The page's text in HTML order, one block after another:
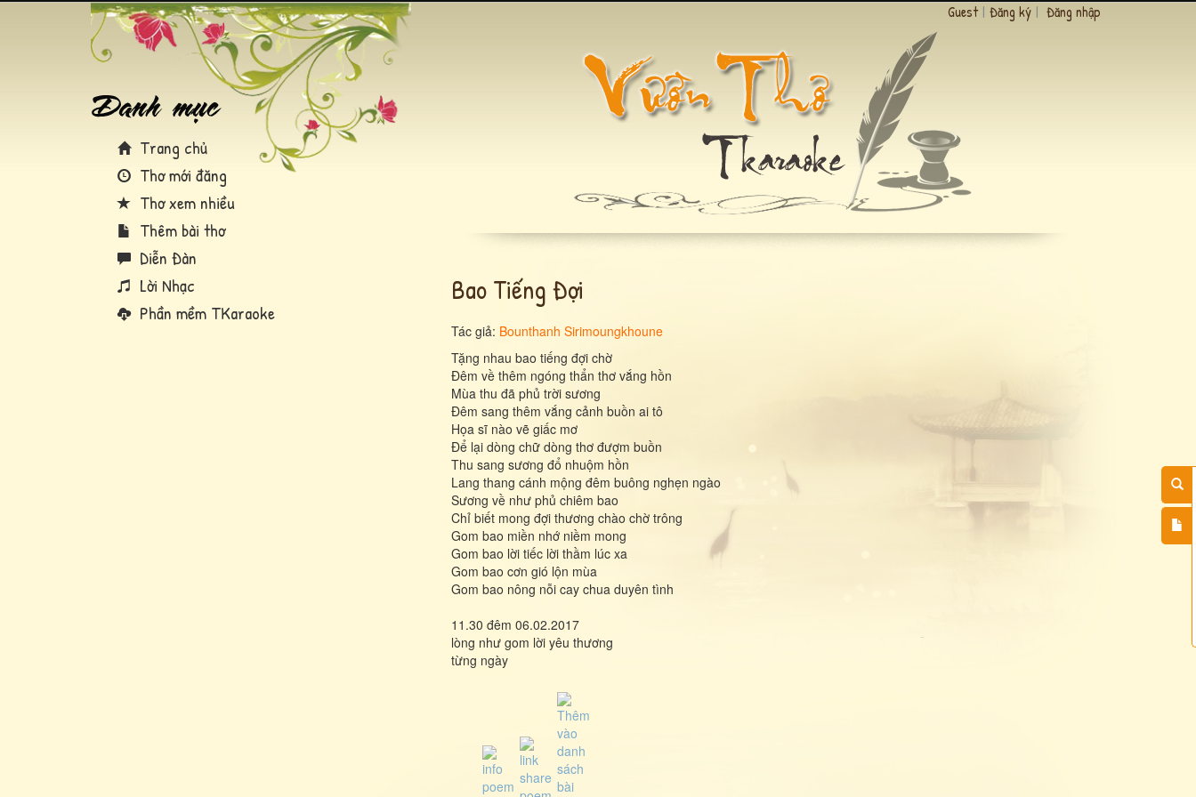
Trang chủ
Thơ mới đăng
Thơ xem nhiều
Thêm bài thơ
Diễn Đàn
Lời Nhạc
Phần mềm TKaraoke
Guest | Đăng ký | Đăng nhập
Bao Tiếng Đợi
Tác giả: Bounthanh Sirimoungkhoune
Tặng nhau bao tiếng đợi chờ
Đêm về thêm ngóng thẩn thơ vắng hồn
Mùa thu đã phủ trời sương
Đêm sang thêm vắng cảnh buồn ai tô
Họa sĩ nào vẽ giấc mơ
Để lại dòng chữ dòng thơ đượm buồn
Thu sang sương đổ nhuộm hồn
Lang thang cánh mộng đêm buông nghẹn ngào
Sương về như phủ chiêm bao
Chỉ biết mong đợi thương chào chờ trông
Gom bao miền nhớ niềm mong
Gom bao lời tiếc lời thầm lúc xa
Gom bao cơn gió lộn mùa
Gom bao nông nỗi cay chua duyên tình
11.30 đêm 06.02.2017
lòng như gom lời yêu thương
từng ngày